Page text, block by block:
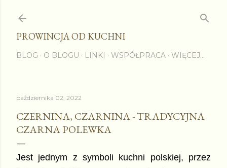
PROWINCJA OD KUCHNI
BLOG O BLOGU LINKI WSPÓŁPRACA WIĘCEJ…
października 02, 2022
CZERNINA, CZARNINA - TRADYCYJNA
CZARNA POLEWKA
Jest jednym z symboli kuchni polskiej, przez